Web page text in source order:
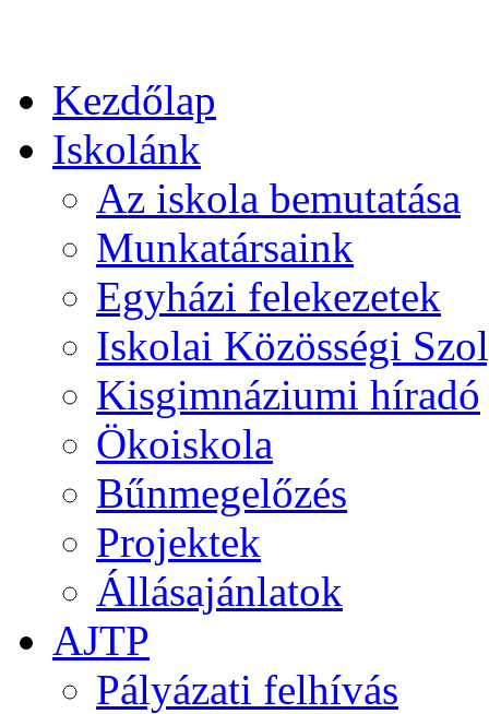
Kezdőlap
Iskolánk
Az iskola bemutatása
Munkatársaink
Egyházi felekezetek
Iskolai Közösségi
Kisgimnáziumi híradó
Ökoiskola
Bűnmegelőzés
Projektek
Állásajánlatok
AJTP
Pályázati felhívás